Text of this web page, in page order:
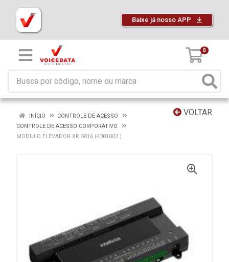
Baixe já nosso APP
0
VOLTAR
INÍCIO
CONTROLE DE ACESSO
CONTROLE DE ACESSO CORPORATIVO
MODULO ELEVADOR XR 5016 (4301002 )